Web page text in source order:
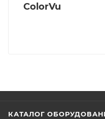
ColorVu
КАТАЛОГ